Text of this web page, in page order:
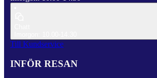
Till Kundservice
INFÖR RESAN